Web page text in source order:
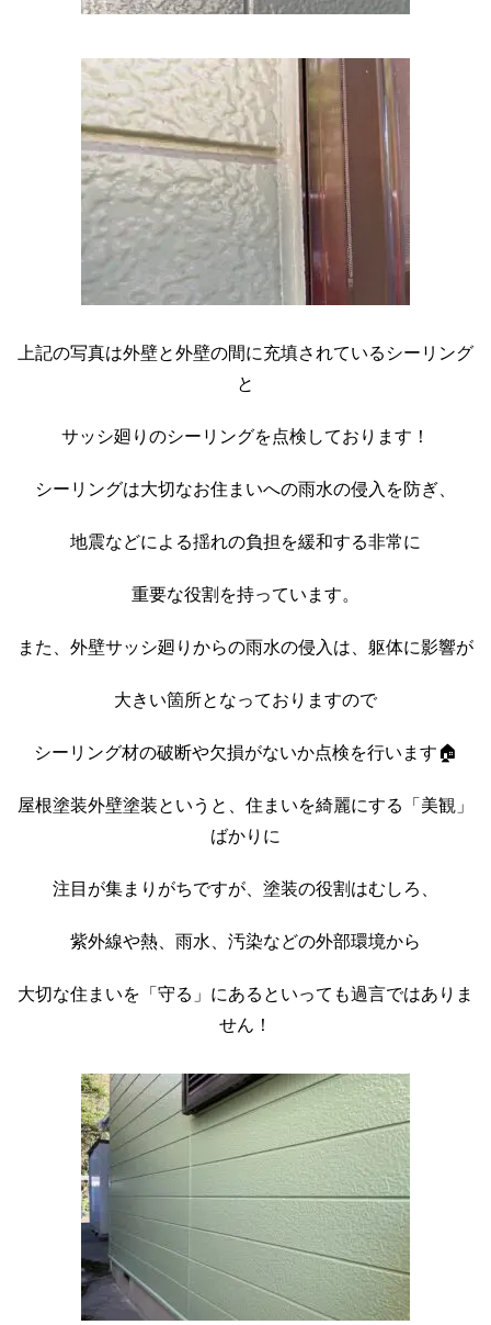
上記の写真は外壁と外壁の間に充填されているシーリング
と
サッシ廻りのシーリングを点検しております！
シーリングは大切なお住まいへの雨水の侵入を防ぎ、
地震などによる揺れの負担を緩和する非常に
重要な役割を持っています。
また、外壁サッシ廻りからの雨水の侵入は、躯体に影響が
大きい箇所となっておりますので
シーリング材の破断や欠損がないか点検を行います🏠
屋根塗装外壁塗装というと、住まいを綺麗にする「美観」
ばかりに
注目が集まりがちですが、塗装の役割はむしろ、
紫外線や熱、雨水、汚染などの外部環境から
大切な住まいを「守る」にあるといっても過言ではありま
せん！